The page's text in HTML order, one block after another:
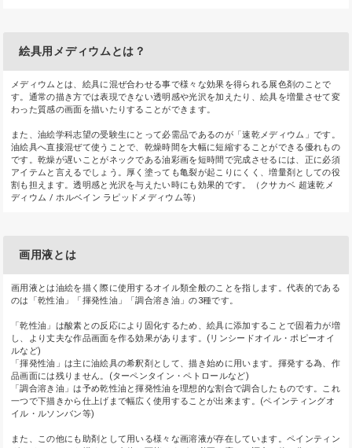
絵具用メディウムとは？
メディウムとは、絵具に混ぜ合わせる事で様々な効果を得られる展色剤のことで
す。通常の描き方では表現できない透明感や光沢を加えたり、絵具を増量させて変
わった質感の画面を描いたりすることができます。
また、油絵学科志望の受験生にとって必需品であるのが「速乾メディウム」です。
油絵具へ直接混ぜて使うことで、乾燥時間を大幅に短縮することができる優れもの
です。乾燥が遅いことがネックである油彩画を短時間で完成させるには、正に必須
アイテムと言えるでしょう。厚く塗っても亀裂が起こりにくく、増量剤としての役
割も担えます。透明感と光沢を与えたい時にも効果的です。（クサカベ 超速乾メ
ディウム / ホルベイン ラピッドメディウム等）
画用液とは
画用液とは油絵を描く際に使用するオイル類全般のことを指します。代表的である
のは「乾性油」「揮発性油」「調合溶き油」の3種です。
「乾性油」は酸素との反応により固化するため、絵具に添加することで固着力が増
し、より丈夫な作品画面を作る効果があります。(リンシードオイル・ポピーオイ
ルなど)
「揮発性油」は主に油絵具の希釈剤として、描き始めに用います。揮発する為、作
品画面には残りません。(ターペンタイン・ペトロールなど)
「調合溶き油」は予め乾性油と揮発性油を理想的な割合で調合したものです。これ
一つで下描きから仕上げまで幅広く使用することが出来ます。(ペインティングオ
イル・ルソンバン等)
また、この他にも助剤として用いる様々な画溶液が存在しています。ペインティン